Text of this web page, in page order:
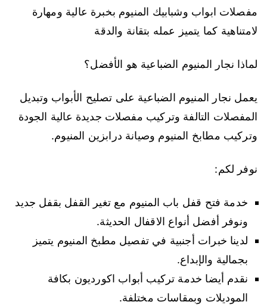
مفصلات ابواب وشبابيك المنيوم بخبرة عالية ومهارة
لامتناهية كما يتميز عمله بتقانة والدقة
لماذا نجار المنيوم الضباعية هو الأفضل؟
يعمل نجار المنيوم الضباعية على تصليح الأبواب وتبديل
المفصلات التالفة وتركيب مفصلات جديدة عالية الجودة
وتركيب مطابخ المنيوم وصيانة درابزين المنيوم.
نوفر لكم:
خدمة فتح قفل باب المنيوم مع تغير القفل بقفل جديد
ونوفر أفضل أنواع الاقفال الحديثة.
لدينا خبرات أجنبية في تفصيل مطبخ المنيوم يتميز
بجمالية والإبداع.
نقدم أيضا خدمة تركيب أبواب اكورديون بكافة
الموديلات وبمقاسات مختلفة.